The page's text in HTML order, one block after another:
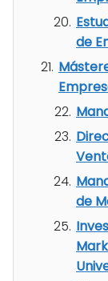
de
de